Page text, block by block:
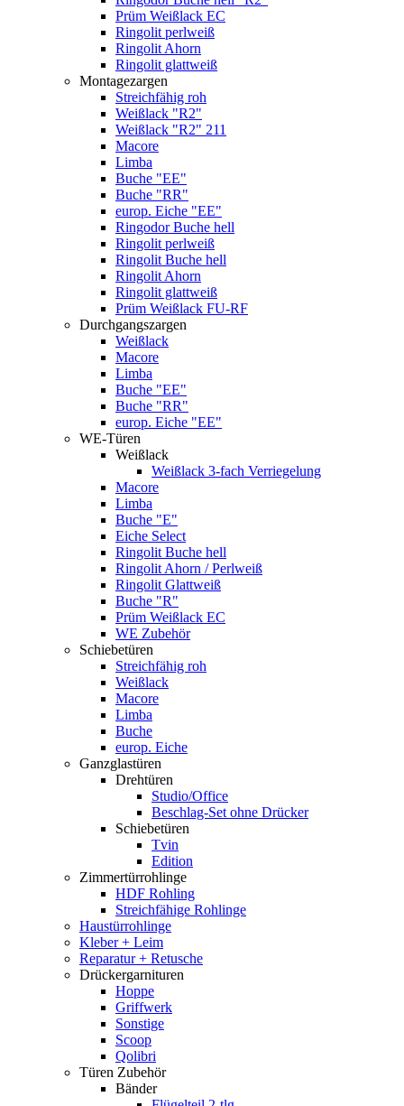
Prüm Weißlack EC
Ringolit perlweiß
Ringolit Ahorn
Ringolit glattweiß
Montagezargen
Streichfähig roh
Weißlack "R2"
Weißlack "R2" 211
Macore
Limba
Buche "EE"
Buche "RR"
europ. Eiche "EE"
Ringodor Buche hell
Ringolit perlweiß
Ringolit Buche hell
Ringolit Ahorn
Ringolit glattweiß
Prüm Weißlack FU-RF
Durchgangszargen
Weißlack
Macore
Limba
Buche "EE"
Buche "RR"
europ. Eiche "EE"
WE-Türen
Weißlack
Weißlack 3-fach Verriegelung
Macore
Limba
Buche "E"
Eiche Select
Ringolit Buche hell
Ringolit Ahorn / Perlweiß
Ringolit Glattweiß
Buche "R"
Prüm Weißlack EC
WE Zubehör
Schiebetüren
Streichfähig roh
Weißlack
Macore
Limba
Buche
europ. Eiche
Ganzglastüren
Drehtüren
Studio/Office
Beschlag-Set ohne Drücker
Schiebetüren
Tvin
Edition
Zimmertürrohlinge
HDF Rohling
Streichfähige Rohlinge
Haustürrohlinge
Kleber + Leim
Reparatur + Retusche
Drückergarnituren
Hoppe
Griffwerk
Sonstige
Scoop
Qolibri
Türen Zubehör
Bänder